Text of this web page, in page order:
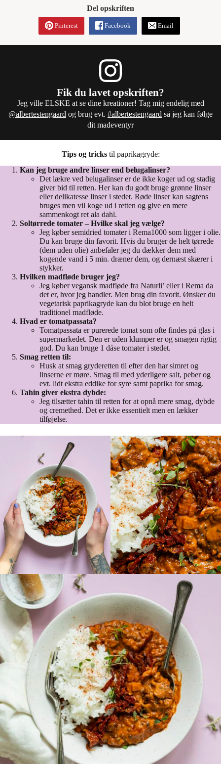
Del opskriften
Pinterest Facebook Email
Fik du lavet opskriften?
Jeg ville ELSKE at se dine kreationer! Tag mig endelig med
@albertestengaard og brug evt. #albertestengaard så jeg kan følge
dit madeventyr
Tips og trickstil paprikagryde:
Kan jeg bruge andre linser end belugalinser?
Det lækre ved belugalinser er de ikke koger ud og stadig
giver bid til retten. Her kan du godt bruge grønne linser
eller delikatesse linser i stedet. Røde linser kan sagtens
bruges men vil koge ud i retten og give en mere
sammenkogt ret ala dahl.
Soltørrede tomater – Hvilke skal jeg vælge?
Jeg køber semidried tomater i Rema1000 som ligger i olie.
Du kan bruge din favorit. Hvis du bruger de helt tørrede
(dem uden olie) anbefaler jeg du dækker dem med
kogende vand i 5 min. dræner dem, og dernæst skærer i
stykker.
Hvilken madfløde bruger jeg?
Jeg køber vegansk madfløde fra Naturli’ eller i Rema da
det er, hvor jeg handler. Men brug din favorit. Ønsker du
vegetarisk paprikagryde kan du blot bruge en helt
traditionel madfløde.
Hvad er tomatpassata?
Tomatpassata er purerede tomat som ofte findes på glas i
supermarkedet. Den er uden klumper er og smagen rigtig
god. Du kan bruge 1 dåse tomater i stedet.
Smag retten til:
Husk at smag gryderetten til efter den har simret og
linserne er møre. Smag til med yderligere salt, peber og
evt. lidt ekstra eddike for syre samt paprika for smag.
Tahin giver ekstra dybde:
Jeg tilsætter tahin til retten for at opnå mere smag, dybde
og cremethed. Det er ikke essentielt men en lækker
tilføjelse.